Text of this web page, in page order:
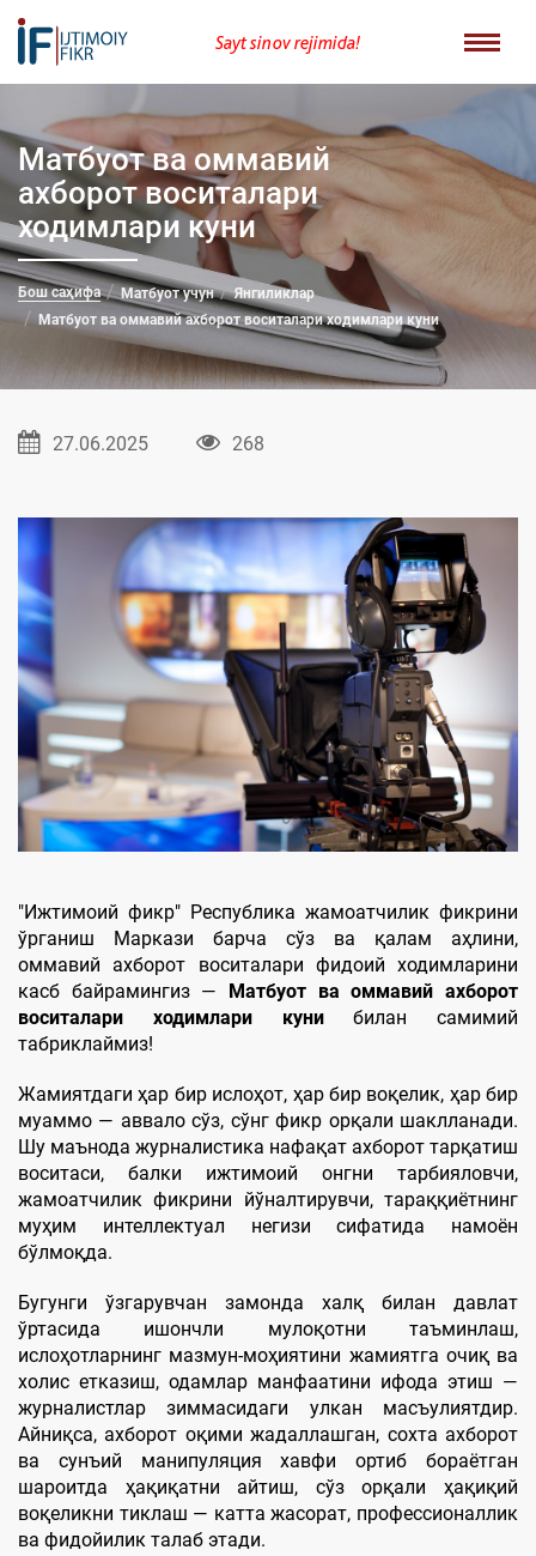
Sayt sinov rejimida!
Матбуот ва оммавий
ахборот воситалари
ходимлари куни
Бош саҳифа Матбуот учун
Янгиликлар
Матбуот ва оммавий ахборот воситалари ходимлари куни
27.06.2025 268
"Ижтимоий фикр" Республика жамоатчилик фикрини
ўрганиш Маркази барча сўз ва қалам аҳлини,
оммавий ахборот воситалари фидоий ходимларини
касб байрамингиз — Матбуот ваоммавий ахборот
воситалари ходимлари кунибилан самимий
табриклаймиз!
Жамиятдаги ҳар бир ислоҳот, ҳар бир воқелик, ҳар бир
муаммо — аввало сўз, сўнг фикр орқали шаклланади.
Шу маънода журналистика нафақат ахборот тарқатиш
воситаси, балки ижтимоий онгни тарбияловчи,
жамоатчилик фикрини йўналтирувчи, тараққиётнинг
муҳим интеллектуал негизи сифатида намоён
бўлмоқда.
Бугунги ўзгарувчан замонда халқ билан давлат
ўртасида ишончли мулоқотни таъминлаш,
ислоҳотларнинг мазмун-моҳиятини жамиятга очиқ ва
холис етказиш, одамлар манфаатини ифода этиш —
журналистлар зиммасидаги улкан масъулиятдир.
Айниқса, ахборот оқими жадаллашган, сохта ахборот
ва сунъий манипуляция хавфи ортиб бораётган
шароитда ҳақиқатни айтиш, сўз орқали ҳақиқий
воқеликни тиклаш — катта жасорат, профессионаллик
ва фидойилик талаб этади.